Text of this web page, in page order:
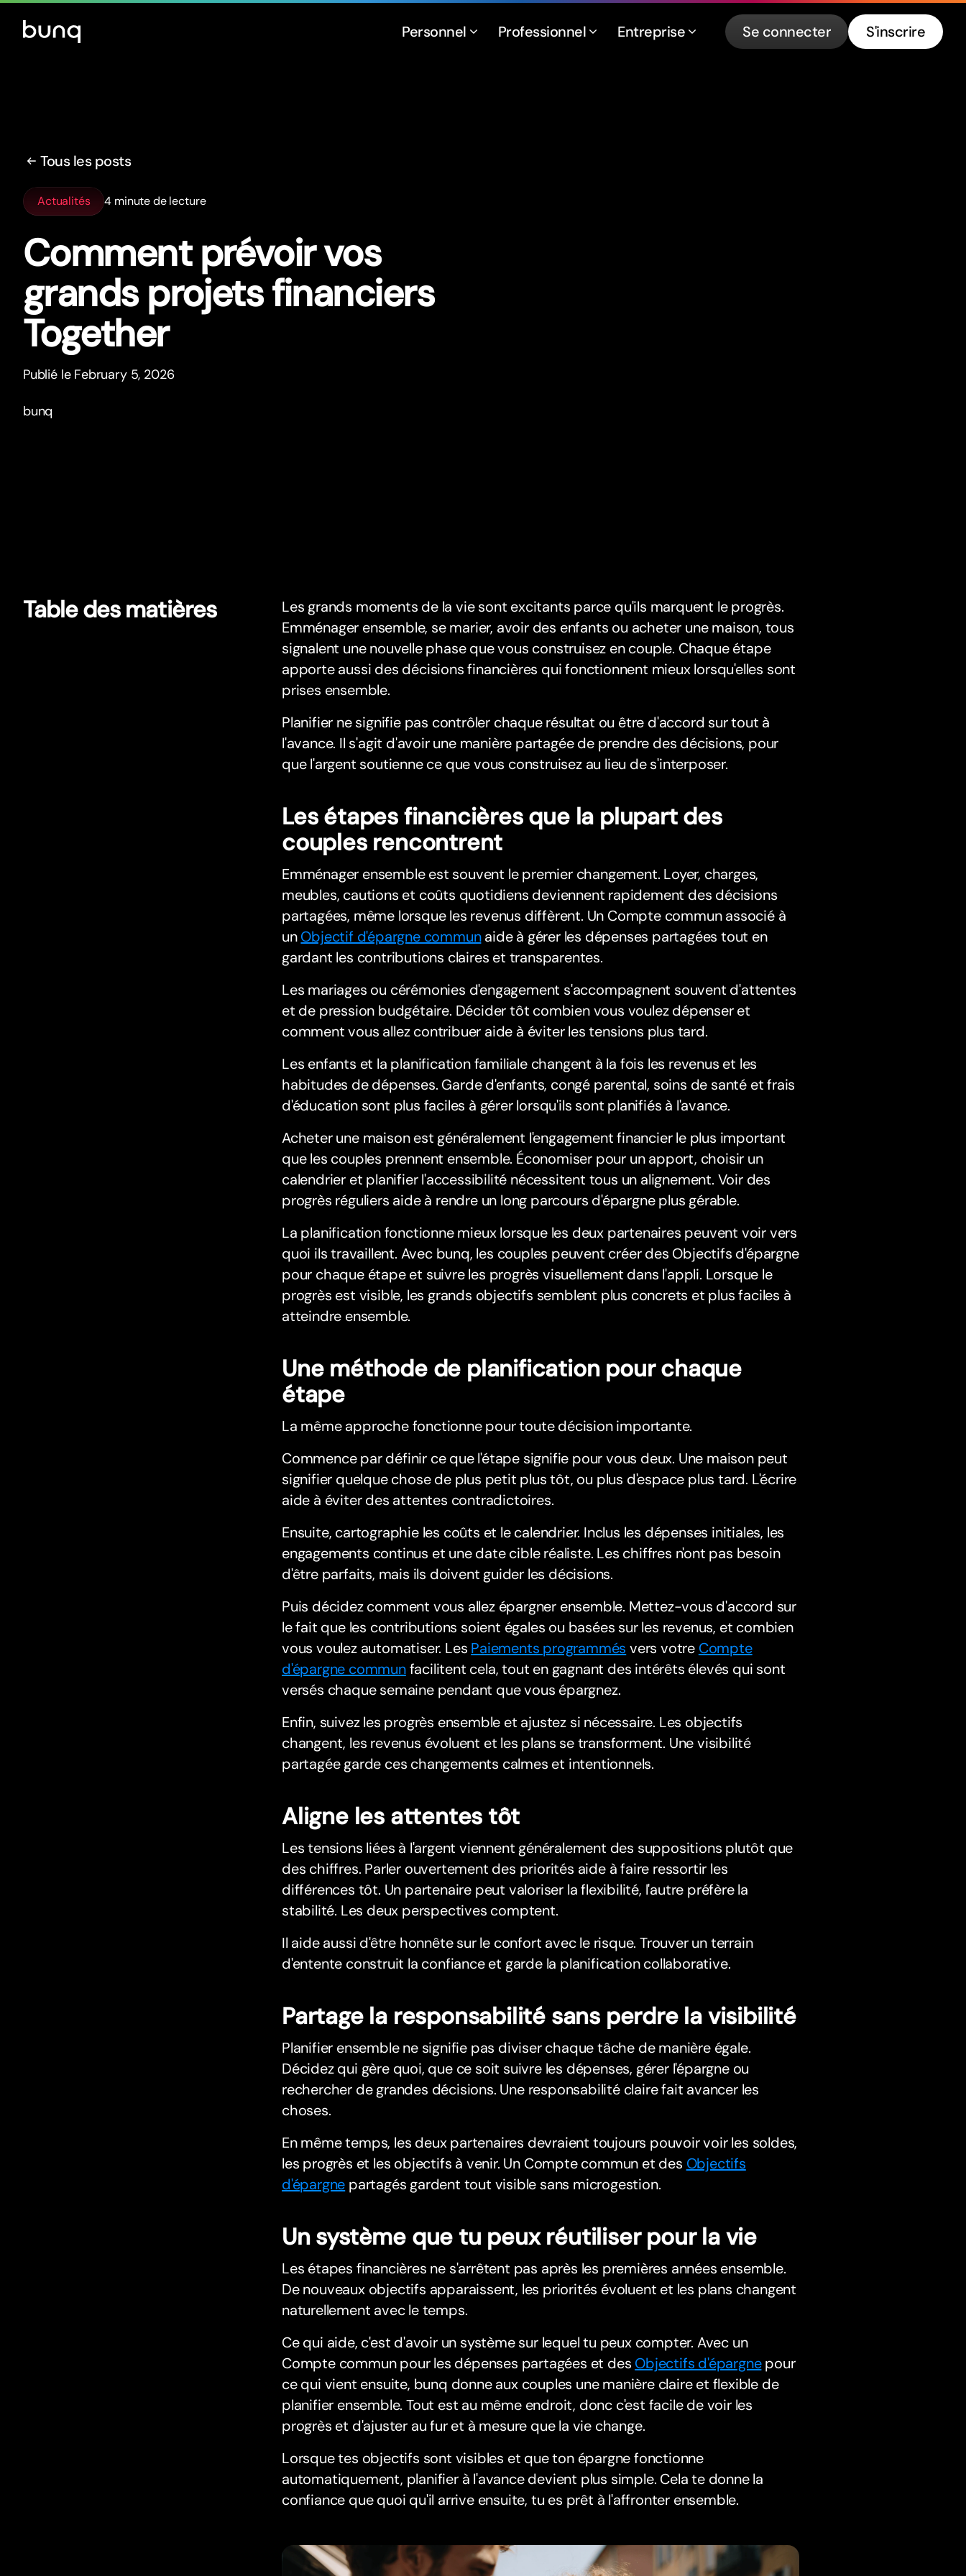
Personnel Professionnel Entreprise Se connecter S'inscrire
Tous les posts
Actualités 4 minute de lecture
Comment prévoir vos
grands projets financiers
Together
Publié le February 5, 2026
bunq
Table des matières
Les grands moments de la vie sont excitants parce qu'ils marquent le progrès.
Emménager ensemble, se marier, avoir des enfants ou acheter une maison, tous
signalent une nouvelle phase que vous construisez en couple. Chaque étape
apporte aussi des décisions financières qui fonctionnent mieux lorsqu'elles sont
prises ensemble.
Planifier ne signifie pas contrôler chaque résultat ou être d'accord sur tout à
l'avance. Il s'agit d'avoir une manière partagée de prendre des décisions, pour
que l'argent soutienne ce que vous construisez au lieu de s'interposer.
Les étapes financières que la plupart des
couples rencontrent
Emménager ensemble est souvent le premier changement. Loyer, charges,
meubles, cautions et coûts quotidiens deviennent rapidement des décisions
partagées, même lorsque les revenus diffèrent. Un Compte commun associé à
unObjectif d'épargne communaide à gérer les dépenses partagées tout en
gardant les contributions claires et transparentes.
Les mariages ou cérémonies d'engagement s'accompagnent souvent d'attentes
et de pression budgétaire. Décider tôt combien vous voulez dépenser et
comment vous allez contribuer aide à éviter les tensions plus tard.
Les enfants et la planification familiale changent à la fois les revenus et les
habitudes de dépenses. Garde d'enfants, congé parental, soins de santé et frais
d'éducation sont plus faciles à gérer lorsqu'ils sont planifiés à l'avance.
Acheter une maison est généralement l'engagement financier le plus important
que les couples prennent ensemble. Économiser pour un apport, choisir un
calendrier et planifier l'accessibilité nécessitent tous un alignement. Voir des
progrès réguliers aide à rendre un long parcours d'épargne plus gérable.
La planification fonctionne mieux lorsque les deux partenaires peuvent voir vers
quoi ils travaillent. Avec bunq, les couples peuvent créer des Objectifs d'épargne
pour chaque étape et suivre les progrès visuellement dans l'appli. Lorsque le
progrès est visible, les grands objectifs semblent plus concrets et plus faciles à
atteindre ensemble.
Une méthode de planification pour chaque
étape
La même approche fonctionne pour toute décision importante.
Commence par définir ce que l'étape signifie pour vous deux. Une maison peut
signifier quelque chose de plus petit plus tôt, ou plus d'espace plus tard. L'écrire
aide à éviter des attentes contradictoires.
Ensuite, cartographie les coûts et le calendrier. Inclus les dépenses initiales, les
engagements continus et une date cible réaliste. Les chiffres n'ont pas besoin
d'être parfaits, mais ils doivent guider les décisions.
Puis décidez comment vous allez épargner ensemble. Mettez-vous d'accord sur
le fait que les contributions soient égales ou basées sur les revenus, et combien
vous voulez automatiser. Les Paiements programmés vers votre Compte
d'épargne communfacilitent cela, tout en gagnant des intérêts élevés qui sont
versés chaque semaine pendant que vous épargnez.
Enfin, suivez les progrès ensemble et ajustez si nécessaire. Les objectifs
changent, les revenus évoluent et les plans se transforment. Une visibilité
partagée garde ces changements calmes et intentionnels.
Aligne les attentes tôt
Les tensions liées à l'argent viennent généralement des suppositions plutôt que
des chiffres. Parler ouvertement des priorités aide à faire ressortir les
différences tôt. Un partenaire peut valoriser la flexibilité, l'autre préfère la
stabilité. Les deux perspectives comptent.
Il aide aussi d'être honnête sur le confort avec le risque. Trouver un terrain
d'entente construit la confiance et garde la planification collaborative.
Partage la responsabilité sans perdre la visibilité
Planifier ensemble ne signifie pas diviser chaque tâche de manière égale.
Décidez qui gère quoi, que ce soit suivre les dépenses, gérer l'épargne ou
rechercher de grandes décisions. Une responsabilité claire fait avancer les
choses.
En même temps, les deux partenaires devraient toujours pouvoir voir les soldes,
les progrès et les objectifs à venir. Un Compte commun et des Objectifs
d'épargne partagés gardent tout visible sans microgestion.
Un système que tu peux réutiliser pour la vie
Les étapes financières ne s'arrêtent pas après les premières années ensemble.
De nouveaux objectifs apparaissent, les priorités évoluent et les plans changent
naturellement avec le temps.
Ce qui aide, c'est d'avoir un système sur lequel tu peux compter. Avec un
Compte commun pour les dépenses partagées et des Objectifs d'épargnepour
ce qui vient ensuite, bunq donne aux couples une manière claire et flexible de
planifier ensemble. Tout est au même endroit, donc c'est facile de voir les
progrès et d'ajuster au fur et à mesure que la vie change.
Lorsque tes objectifs sont visibles et que ton épargne fonctionne
automatiquement, planifier à l'avance devient plus simple. Cela te donne la
confiance que quoi qu'il arrive ensuite, tu es prêt à l'affronter ensemble.